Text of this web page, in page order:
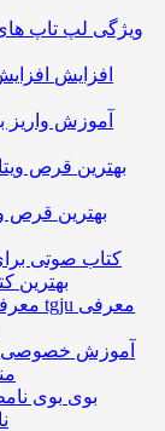
افزایش
آموزش واریز
بهترین قرص
بهترین
معرفی
آموزش خصوصی
بوی